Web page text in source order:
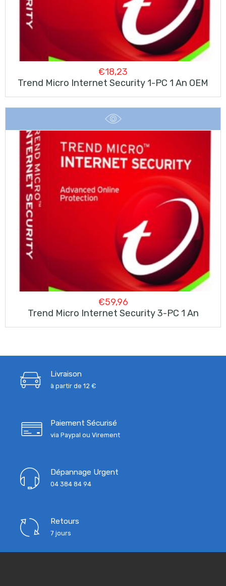
€18,23
Trend Micro Internet Security 1-PC 1 An OEM
€59,96
Trend Micro Internet Security 3-PC 1 An
Livraison
à partir de 12 €
Paiement Sécurisé
via Paypal ou Virement
Dépannage Urgent
04 384 84 94
Retours
7 jours